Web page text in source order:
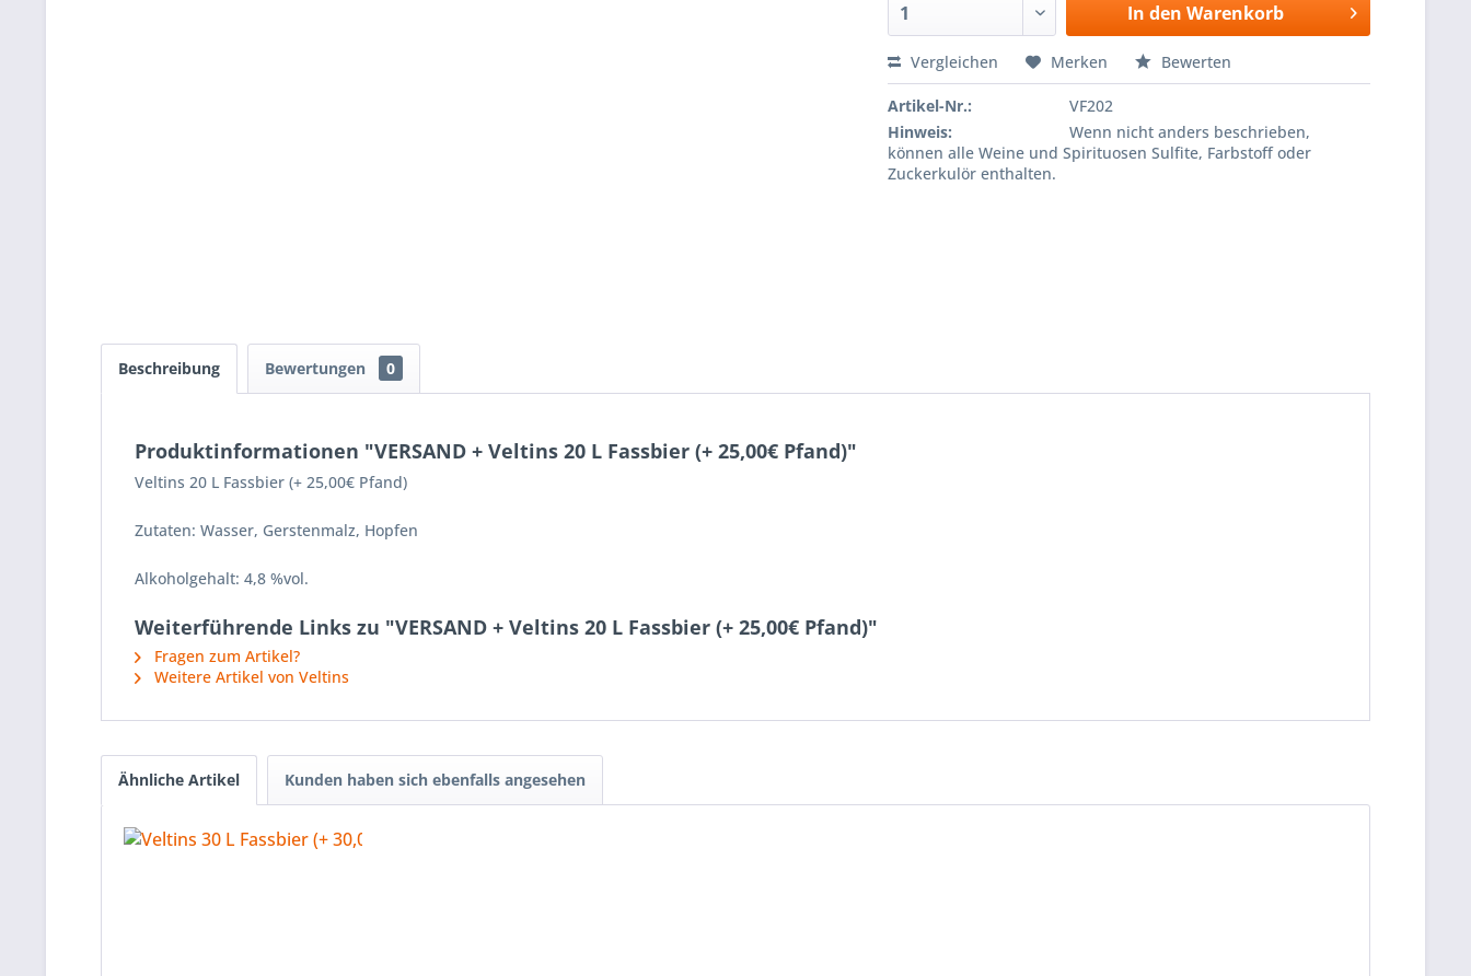
In den Warenkorb
Vergleichen Merken Bewerten
Artikel-Nr.:
VF202
Hinweis:
Wenn nicht anders beschrieben,
können alle Weine und Spirituosen Sulfite, Farbstoff oder
Zuckerkulör enthalten.
Beschreibung Bewertungen 0
Produktinformationen "VERSAND + Veltins 20 L Fassbier (+ 25,00€ Pfand)"
Veltins 20 L Fassbier (+ 25,00€ Pfand)
Zutaten: Wasser, Gerstenmalz, Hopfen
Alkoholgehalt: 4,8 %vol.
Weiterführende Links zu "VERSAND + Veltins 20 L Fassbier (+ 25,00€ Pfand)"
Fragen zum Artikel?
Weitere Artikel von Veltins
Ähnliche Artikel Kunden haben sich ebenfalls angesehen